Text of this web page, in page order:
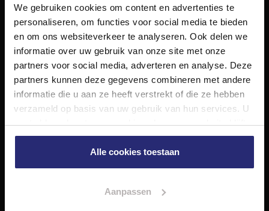
We gebruiken cookies om content en advertenties te
personaliseren, om functies voor social media te bieden
en om ons websiteverkeer te analyseren. Ook delen we
informatie over uw gebruik van onze site met onze
partners voor social media, adverteren en analyse. Deze
partners kunnen deze gegevens combineren met andere
informatie die u aan ze heeft verstrekt of die ze hebben
verzameld op basis van uw gebruik van hun services. U
gaat akkoord met onze cookies als u onze website blijft
gebruiken.
Alle cookies toestaan
Aanpassen
NET Makelaars is een modern makelaarskantoor met
decennialange ervaring in het vak en diepgaande kennis
van de huizenmarkt in Haarlem en omstreken.
Volg ons op
Diensten
Aankoop
Meer informatie over